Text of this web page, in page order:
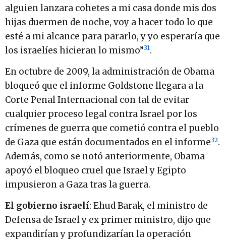
alguien lanzara cohetes a mi casa donde mis dos
hijas duermen de noche, voy a hacer todo lo que
esté a mi alcance para pararlo, y yo esperaría que
los israelíes hicieran lo mismo”31.
En octubre de 2009, la administración de Obama
bloqueó que el informe Goldstone llegara a la
Corte Penal Internacional con tal de evitar
cualquier proceso legal contra Israel por los
crímenes de guerra que cometió contra el pueblo
de Gaza que están documentados en el informe32.
Además, como se notó anteriormente, Obama
apoyó el bloqueo cruel que Israel y Egipto
impusieron a Gaza tras la guerra.
El gobierno israelí: Ehud Barak, el ministro de
Defensa de Israel y ex primer ministro, dijo que
expandirían y profundizarían la operación